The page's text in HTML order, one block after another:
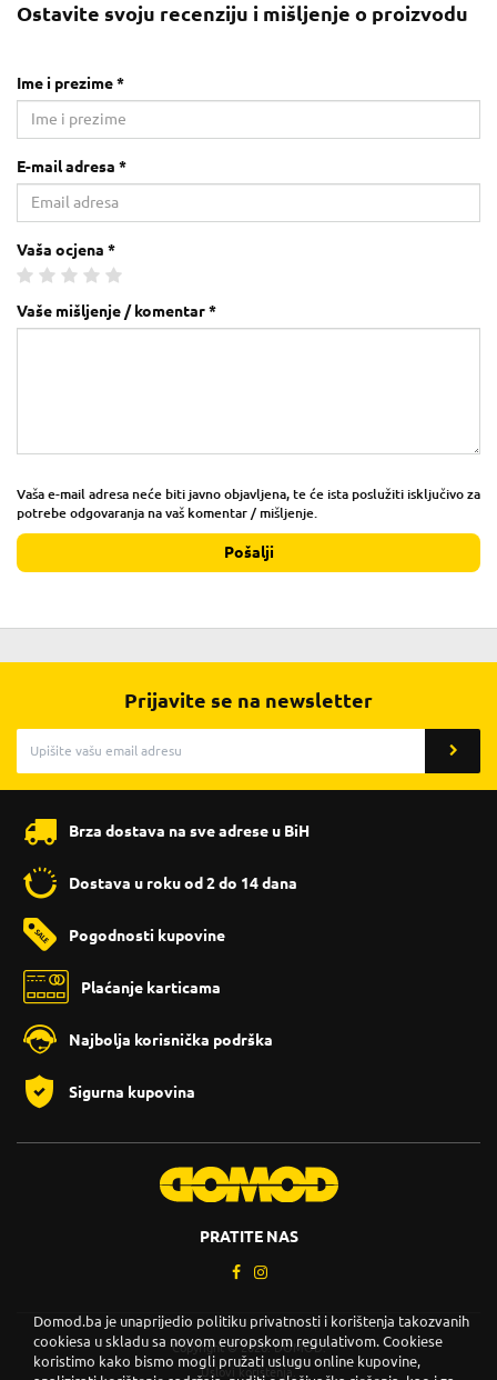
Ostavite svoju recenziju i mišljenje o proizvodu
Ime i prezime *
E-mail adresa *
Vaša ocjena *
Vaše mišljenje / komentar *
Vaša e-mail adresa neće biti javno objavljena, te će ista poslužiti isključivo za
potrebe odgovaranja na vaš komentar / mišljenje.
Pošalji
Prijavite se na newsletter
Brza dostava na sve adrese u BiH
Dostava u roku od 2 do 14 dana
Pogodnosti kupovine
Plaćanje karticama
Najbolja korisnička podrška
Sigurna kupovina
PRATITE NAS
Copyright © 2026. DOMOD.
Uslovi korištenja
.
Domod.ba je unaprijedio politiku privatnosti i korištenja takozvanih
cookiesa u skladu sa novom europskom regulativom. Cookiese
koristimo kako bismo mogli pružati uslugu online kupovine,